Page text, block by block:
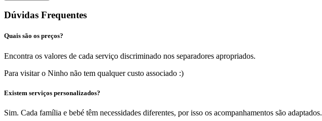
Dúvidas Frequentes
Quais são os preços?
Encontra os valores de cada serviço discriminado nos separadores apropriados.
Para visitar o Ninho não tem qualquer custo associado :)
Existem serviços personalizados?
Sim. Cada família e bebé têm necessidades diferentes, por isso os acompanhamentos são adaptados.